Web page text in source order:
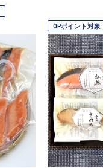
OPポイント対象